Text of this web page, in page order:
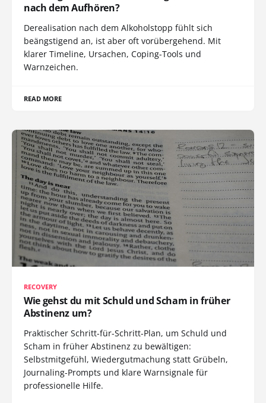
nach dem Aufhören?
Derealisation nach dem Alkoholstopp fühlt sich
beängstigend an, ist aber oft vorübergehend. Mit
klarer Timeline, Ursachen, Coping-Tools und
Warnzeichen.
READ MORE
RECOVERY
Wie gehst du mit Schuld und Scham in früher
Abstinenz um?
Praktischer Schritt-für-Schritt-Plan, um Schuld und
Scham in früher Abstinenz zu bewältigen:
Selbstmitgefühl, Wiedergutmachung statt Grübeln,
Journaling-Prompts und klare Warnsignale für
professionelle Hilfe.